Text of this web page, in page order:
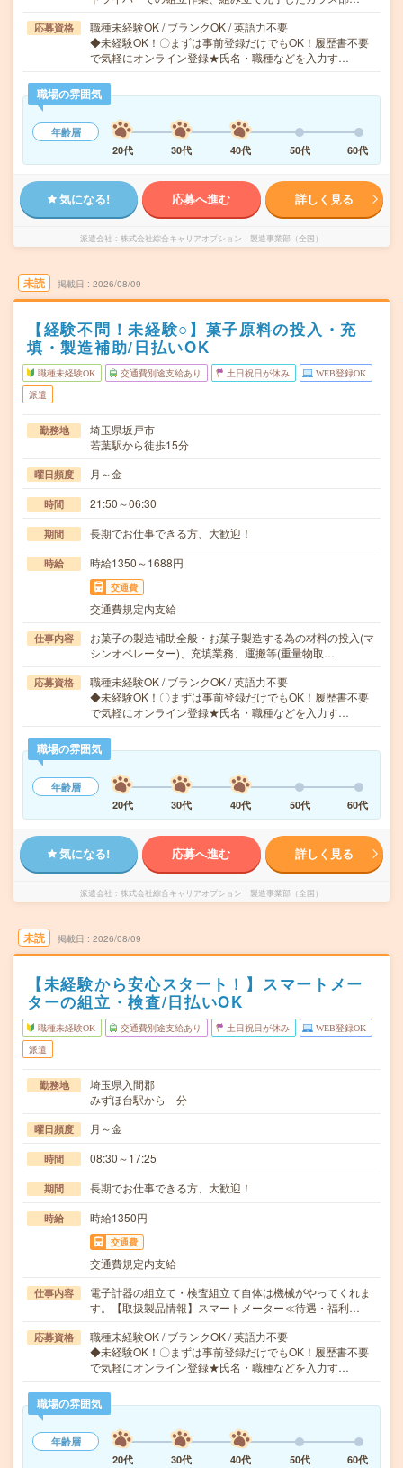
応募資格
職種未経験OK / ブランクOK / 英語力不要
◆未経験OK！〇まずは事前登録だけでもOK！履歴書不要
で気軽にオンライン登録★氏名・職種などを入力す…
職場の雰囲気
年齢層
20代
30代 40代 50代 60代
気になる! 応募へ進む 詳しく見る
派遣会社 株式会社綜合キャリアオプション 製造事業部（全国）
未読 掲載日 2026/08/09
【経験不問！未経験○】菓子原料の投入・充
填・製造補助/日払いOK
職種未経験OK 交通費別途支給あり 土日祝日が休み WEB登録OK
派遣
勤務地
埼玉県坂戸市
若葉駅から徒歩15分
曜日頻度 月～金
時間 21:50～06:30
期間 長期でお仕事できる方、大歓迎！
時給 時給1350～1688円
交通費
交通費規定内支給
仕事内容
お菓子の製造補助全般・お菓子製造する為の材料の投入(マ
シンオペレーター)、充填業務、運搬等(重量物取…
応募資格
職種未経験OK / ブランクOK / 英語力不要
◆未経験OK！〇まずは事前登録だけでもOK！履歴書不要
で気軽にオンライン登録★氏名・職種などを入力す…
職場の雰囲気
年齢層
20代
30代 40代 50代 60代
気になる! 応募へ進む 詳しく見る
派遣会社 株式会社綜合キャリアオプション 製造事業部（全国）
未読 掲載日 2026/08/09
【未経験から安心スタート！】スマートメー
ターの組立・検査/日払いOK
職種未経験OK 交通費別途支給あり 土日祝日が休み WEB登録OK
派遣
勤務地
埼玉県入間郡
みずほ台駅から---分
曜日頻度 月～金
時間 08:30～17:25
期間 長期でお仕事できる方、大歓迎！
時給 時給1350円
交通費
交通費規定内支給
仕事内容
電子計器の組立て・検査組立て自体は機械がやってくれま
す。【取扱製品情報】スマートメーター≪待遇・福利…
応募資格
職種未経験OK / ブランクOK / 英語力不要
◆未経験OK！〇まずは事前登録だけでもOK！履歴書不要
で気軽にオンライン登録★氏名・職種などを入力す…
職場の雰囲気
年齢層
20代
30代 40代 50代 60代